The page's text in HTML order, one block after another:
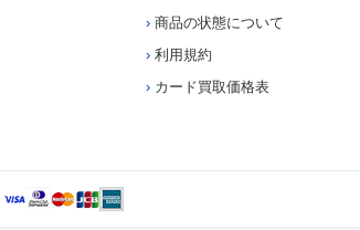
商品の状態について
利用規約
カード買取価格表